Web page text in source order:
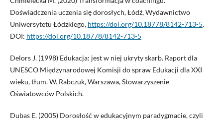
Doświadczenia uczenia się dorosłych, Łódź, Wydawnictwo
Uniwersytetu Łódzkiego, https://doi.org/10.18778/8142-713-5.
DOI: https://doi.org/10.18778/8142-713-5
Delors J. (1998) Edukacja: jest w niej ukryty skarb. Raport dla
UNESCO Międzynarodowej Komisji do spraw Edukacji dla XXI
wieku, tłum. W. Rabczuk, Warszawa, Stowarzyszenie
Oświatowców Polskich.
Dubas E. (2005) Dorosłość w edukacyjnym paradygmacie, czyli